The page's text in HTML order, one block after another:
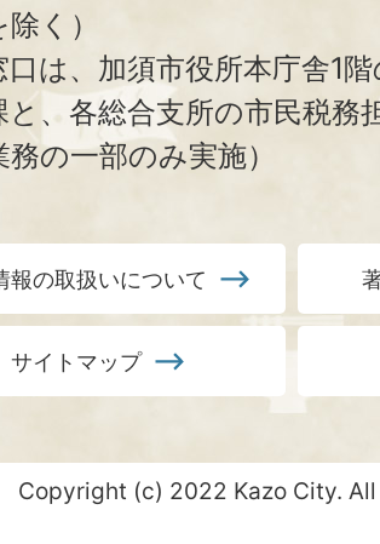
く）
口は、加須市役所本庁舎1
、 各総合支所の市民税務
務の一部のみ実施）
報の取扱いについて
サイトマップ
Copyright (c) 2022 Kazo City.